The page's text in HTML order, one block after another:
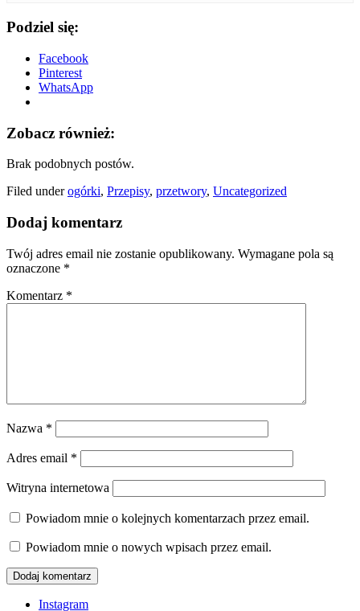
Podziel się:
Facebook
Pinterest
WhatsApp
Zobacz również:
Brak podobnych postów.
Filed underogórki, Przepisy, przetwory, Uncategorized
Dodaj komentarz
Twój adres email nie zostanie opublikowany. Wymagane pola są
oznaczone *
Komentarz *
Nazwa *
Adres email *
Witryna internetowa
Powiadom mnie o kolejnych komentarzach przez email.
Powiadom mnie o nowych wpisach przez email.
Instagram